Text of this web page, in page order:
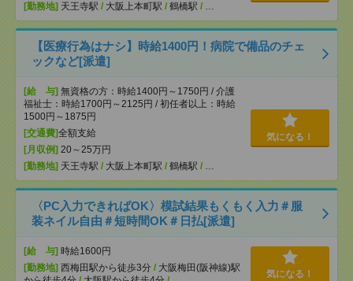
[勤務地] 天王寺駅 / 大阪上本町駅 / 鶴橋駅 / …
【医療行為はナシ】時給1400円！病院で備品のチェ
ックなど[派遣]
[給 与] 無資格の方：時給1400円～1750円 / 介護
福祉士：時給1700円～2125円 / 初任者以上：時給
1500円～1875円
[交通費]全額支給
[月収例] 20～25万円
[勤務地] 天王寺駅 / 大阪上本町駅 / 鶴橋駅 / …
気になる！
〈PC入力できればOK〉模試結果もくもく入力＃服
装ネイル自由＃短時間OK＃日払[派遣]
[給 与] 時給1600円
[勤務地] 西梅田駅から徒歩3分 / 大阪梅田(阪神線)駅
気になる！